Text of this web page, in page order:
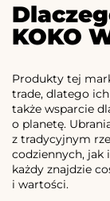
KOKO
Produkty tej
trade, dlatego
także wsparcie
o planetę.
z tradycyjnym
codziennych, jak
każdy znajdzie
i wartości.